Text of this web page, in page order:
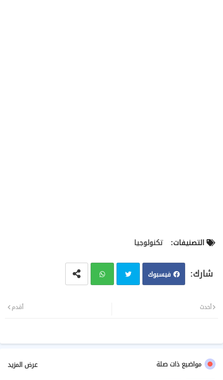
التصنيفات: تكنولوجيا
فيسبوك
ب
أحدث أقدم
مواضيع ذات صلة عرض المزيد